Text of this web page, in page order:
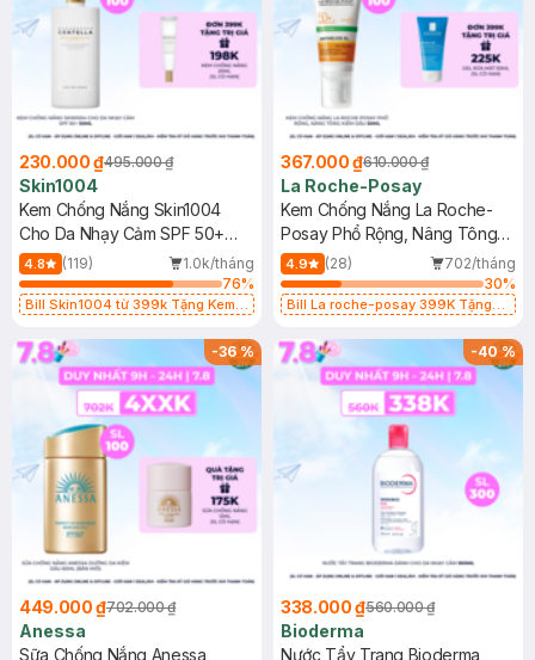
230.000 ₫495.000 ₫
Skin1004
Kem Chống Nắng Skin1004
Cho Da Nhạy Cảm SPF 50+
50ml
4.8 (119)
1.0k/tháng
76%
Bill Skin1004 từ 399k Tặng Kem
SPF 50+ 20ml (SL Có Hạn)
367.000 ₫610.000 ₫
La Roche-Posay
Kem Chống Nắng La Roche-
Posay Phổ Rộng, Nâng Tông
Kiềm Dầu 50ml
4.9 (28)
702/tháng
30%
Bill La roche-posay 399K Tặng
(SL có hạn)
-36%
449.000 ₫702.000 ₫
Anessa
Sữa Chống Nắng Anessa
-40%
338.000 ₫560.000 ₫
Bioderma
Nước Tẩy Trang Bioderma